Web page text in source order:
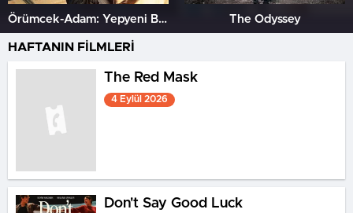
Örümcek-Adam: Yepyeni Bir Gün The Odyssey
HAFTANIN FİLMLERİ
The Red Mask
4 Eylül 2026
Don't Say Good Luck